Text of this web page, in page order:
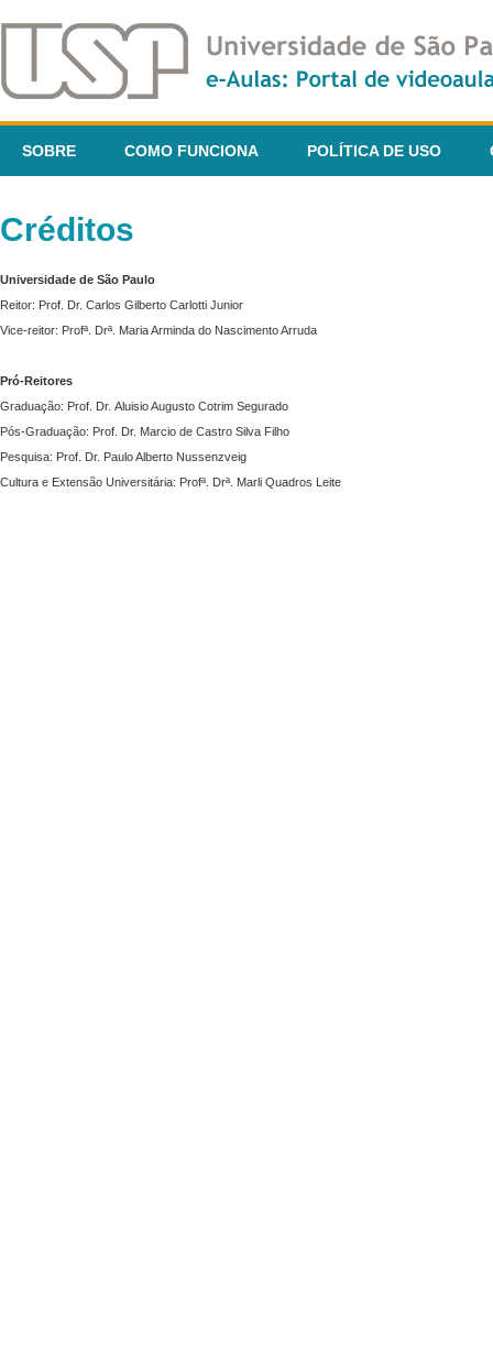
SOBRE COMO FUNCIONA POLÍTICA DE USO
Créditos
Universidade de São Paulo
Reitor: Prof. Dr. Carlos Gilberto Carlotti Junior
Vice-reitor: Profª. Drª. Maria Arminda do Nascimento Arruda
Pró-Reitores
Graduação: Prof. Dr. Aluisio Augusto Cotrim Segurado
Pós-Graduação: Prof. Dr. Marcio de Castro Silva Filho
Pesquisa: Prof. Dr. Paulo Alberto Nussenzveig
Cultura e Extensão Universitária: Profª. Drª. Marli Quadros Leite